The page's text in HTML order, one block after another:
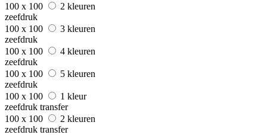
100 x 100
2 kleuren
zeefdruk
100 x 100
3 kleuren
zeefdruk
100 x 100
4 kleuren
zeefdruk
100 x 100
5 kleuren
zeefdruk
100 x 100
1 kleur
zeefdruk transfer
100 x 100
2 kleuren
zeefdruk transfer